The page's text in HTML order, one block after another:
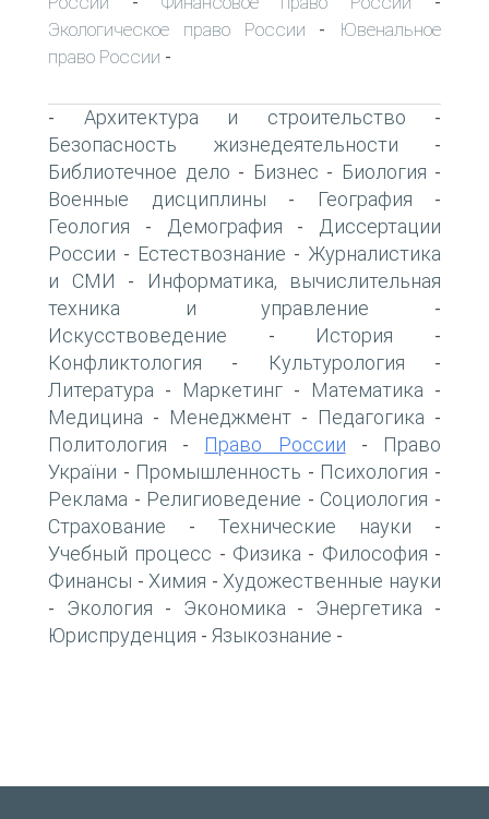
Экологическое право России -
Ювенальное
право России -
- Архитектура и строительство -
Безопасность жизнедеятельности -
Библиотечное дело - Бизнес - Биология -
Военные дисциплины - География -
Геология - Демография -
Диссертации
России - Естествознание - Журналистика
и СМИ -
Информатика, вычислительная
техника и управление -
Искусствоведение - История -
Конфликтология - Культурология -
Литература - Маркетинг - Математика -
Медицина - Менеджмент - Педагогика -
Политология - Право России -
Право
України - Промышленность - Психология -
Реклама - Религиоведение - Социология -
Страхование - Технические науки -
Учебный процесс - Физика - Философия -
Финансы - Химия - Художественные науки
- Экология - Экономика - Энергетика -
Юриспруденция - Языкознание -